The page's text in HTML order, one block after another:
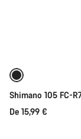
Shimano 105 FC-
De 15,99 €